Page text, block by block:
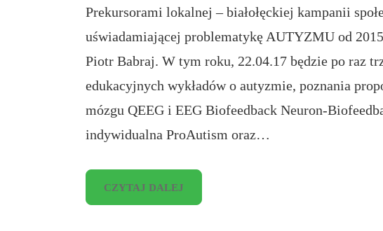
Prekursorami lokalnej – białołęckiej kampanii
uświadamiającej problematykę AUTYZMU od
Piotr Babraj. W tym roku, 22.04.17 będzie po raz
edukacyjnych wykładów o autyzmie, poznania
mózgu QEEG i EEG Biofeedback Neuron-
indywidualna ProAutism oraz…
CZYTAJ DALEJ